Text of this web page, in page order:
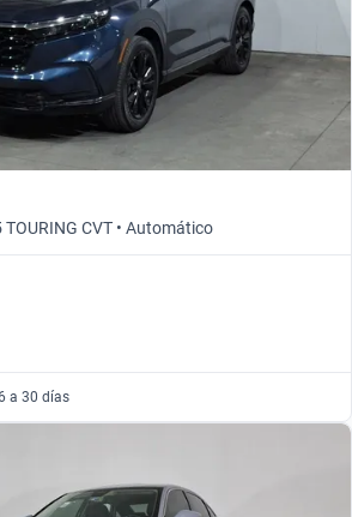
TOURING CVT • Automático
a 30 días